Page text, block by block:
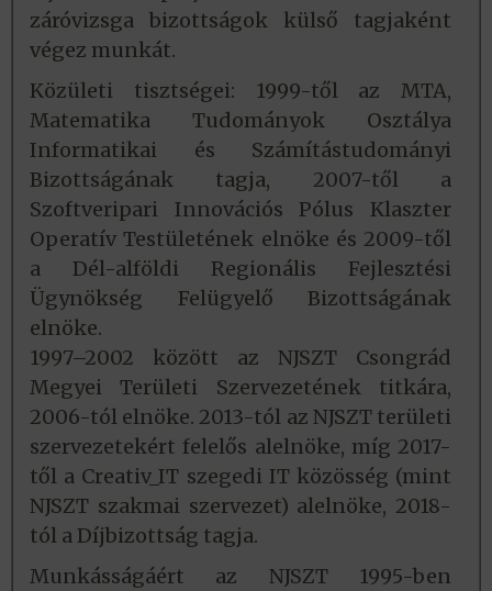
záróvizsga bizottságok külső tagjaként
végez munkát.
Közületi tisztségei: 1999-től az MTA,
Matematika Tudományok Osztálya
Informatikai és Számítástudományi
Bizottságának tagja, 2007-től a
Szoftveripari Innovációs Pólus Klaszter
Operatív Testületének elnöke és 2009-től
a Dél-alföldi Regionális Fejlesztési
Ügynökség Felügyelő Bizottságának
elnöke.
1997–2002 között az NJSZT Csongrád
Megyei Területi Szervezetének titkára,
2006-tól elnöke. 2013-tól az NJSZT területi
szervezetekért felelős alelnöke, míg 2017-
től a Creativ_IT szegedi IT közösség (mint
NJSZT szakmai szervezet) alelnöke, 2018-
tól a Díjbizottság tagja.
Munkásságáért az NJSZT 1995-ben